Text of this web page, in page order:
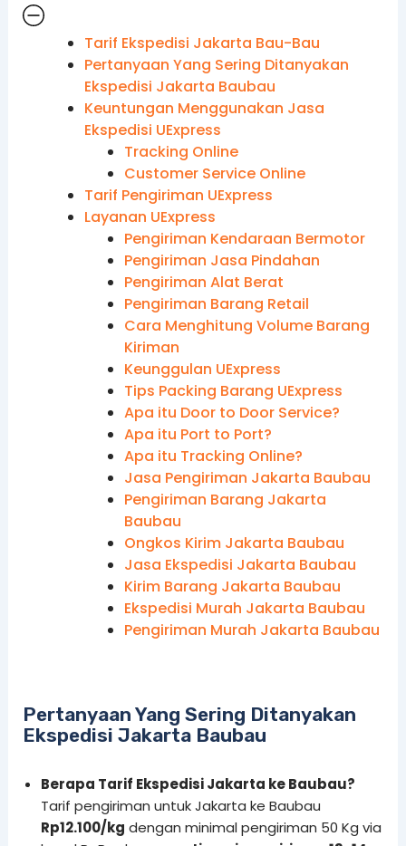
Tarif Ekspedisi Jakarta Bau-Bau
Pertanyaan Yang Sering Ditanyakan
Ekspedisi Jakarta Baubau
Keuntungan Menggunakan Jasa
Ekspedisi UExpress
Tracking Online
Customer Service Online
Tarif Pengiriman UExpress
Layanan UExpress
Pengiriman Kendaraan Bermotor
Pengiriman Jasa Pindahan
Pengiriman Alat Berat
Pengiriman Barang Retail
Cara Menghitung Volume Barang
Kiriman
Keunggulan UExpress
Tips Packing Barang UExpress
Apa itu Door to Door Service?
Apa itu Port to Port?
Apa itu Tracking Online?
Jasa Pengiriman Jakarta Baubau
Pengiriman Barang Jakarta
Baubau
Ongkos Kirim Jakarta Baubau
Jasa Ekspedisi Jakarta Baubau
Kirim Barang Jakarta Baubau
Ekspedisi Murah Jakarta Baubau
Pengiriman Murah Jakarta Baubau
Pertanyaan Yang Sering Ditanyakan
Ekspedisi Jakarta Baubau
Berapa Tarif Ekspedisi Jakarta ke Baubau?
Tarif pengiriman untuk Jakarta ke Baubau
Rp12.100/kg dengan minimal pengiriman 50 Kg via